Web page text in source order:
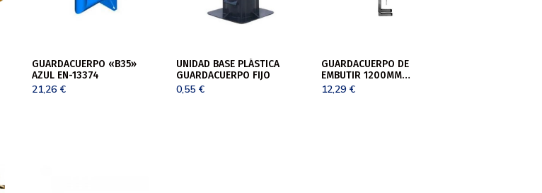
GUARDACUERPO «B35»
AZUL EN-13374
21,26 €
UNIDAD BASE PLÁSTICA
GUARDACUERPO FIJO
0,55 €
GUARDACUERPO DE
EMBUTIR 1200MM
GALVANIZADO UNE
12,29 €